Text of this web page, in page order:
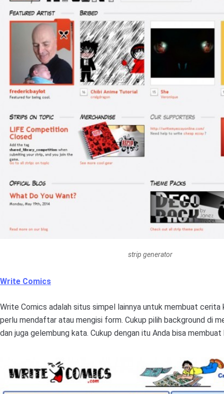
strip generator
Write Comics
Write Comics adalah situs simpel lainnya untuk membuat cerita
perlu mendaftar atau mengisi form. Cukup pilih background di
dan juga gelembung kata. Cukup dengan itu Anda bisa membuat